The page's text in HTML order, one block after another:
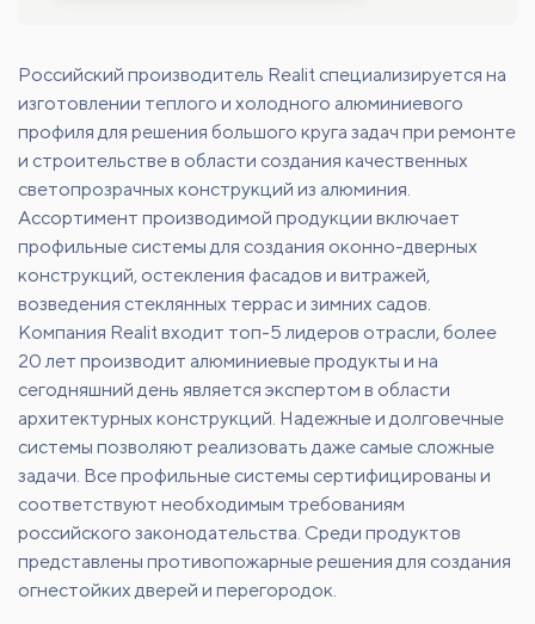
Российский производитель Realit специализируется на
изготовлении теплого и холодного алюминиевого
профиля для решения большого круга задач при ремонте
и строительстве в области создания качественных
светопрозрачных конструкций из алюминия.
Ассортимент производимой продукции включает
профильные системы для создания оконно-дверных
конструкций, остекления фасадов и витражей,
возведения стеклянных террас и зимних садов.
Компания Realit входит топ-5 лидеров отрасли, более
20 лет производит алюминиевые продукты и на
сегодняшний день является экспертом в области
архитектурных конструкций. Надежные и долговечные
системы позволяют реализовать даже самые сложные
задачи. Все профильные системы сертифицированы и
соответствуют необходимым требованиям
российского законодательства. Среди продуктов
представлены противопожарные решения для создания
огнестойких дверей и перегородок.